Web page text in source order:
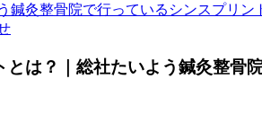
鍼灸整骨院で行っているシンスプリ
とは？｜総社たいよう鍼灸整骨